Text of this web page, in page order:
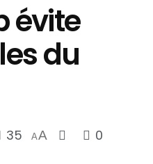
évite
du
35 AA 0